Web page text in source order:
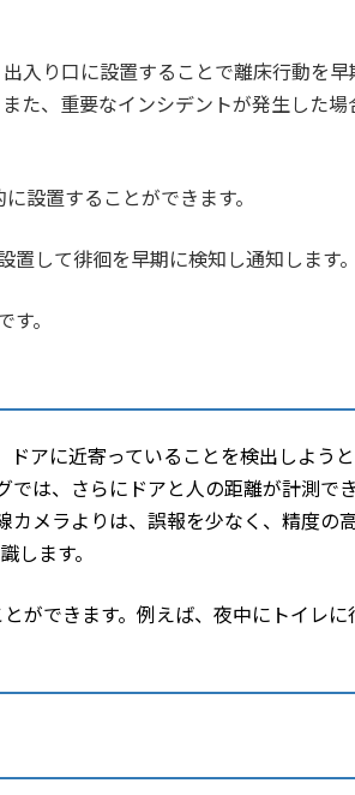
入り口に設置することで離床行動を
た、重要なインシデントが発生した
設置することができます。
して徘徊を早期に検知し通知します。
。
アに近寄っていることを検出しよう
は、さらにドアと人の距離が計測で
メラよりは、誤報を少なく、精度の
します。
ができます。例えば、夜中にトイレ